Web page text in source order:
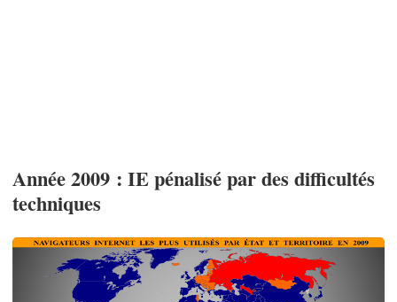
Année 2009 : IE pénalisé par des difficultés
techniques